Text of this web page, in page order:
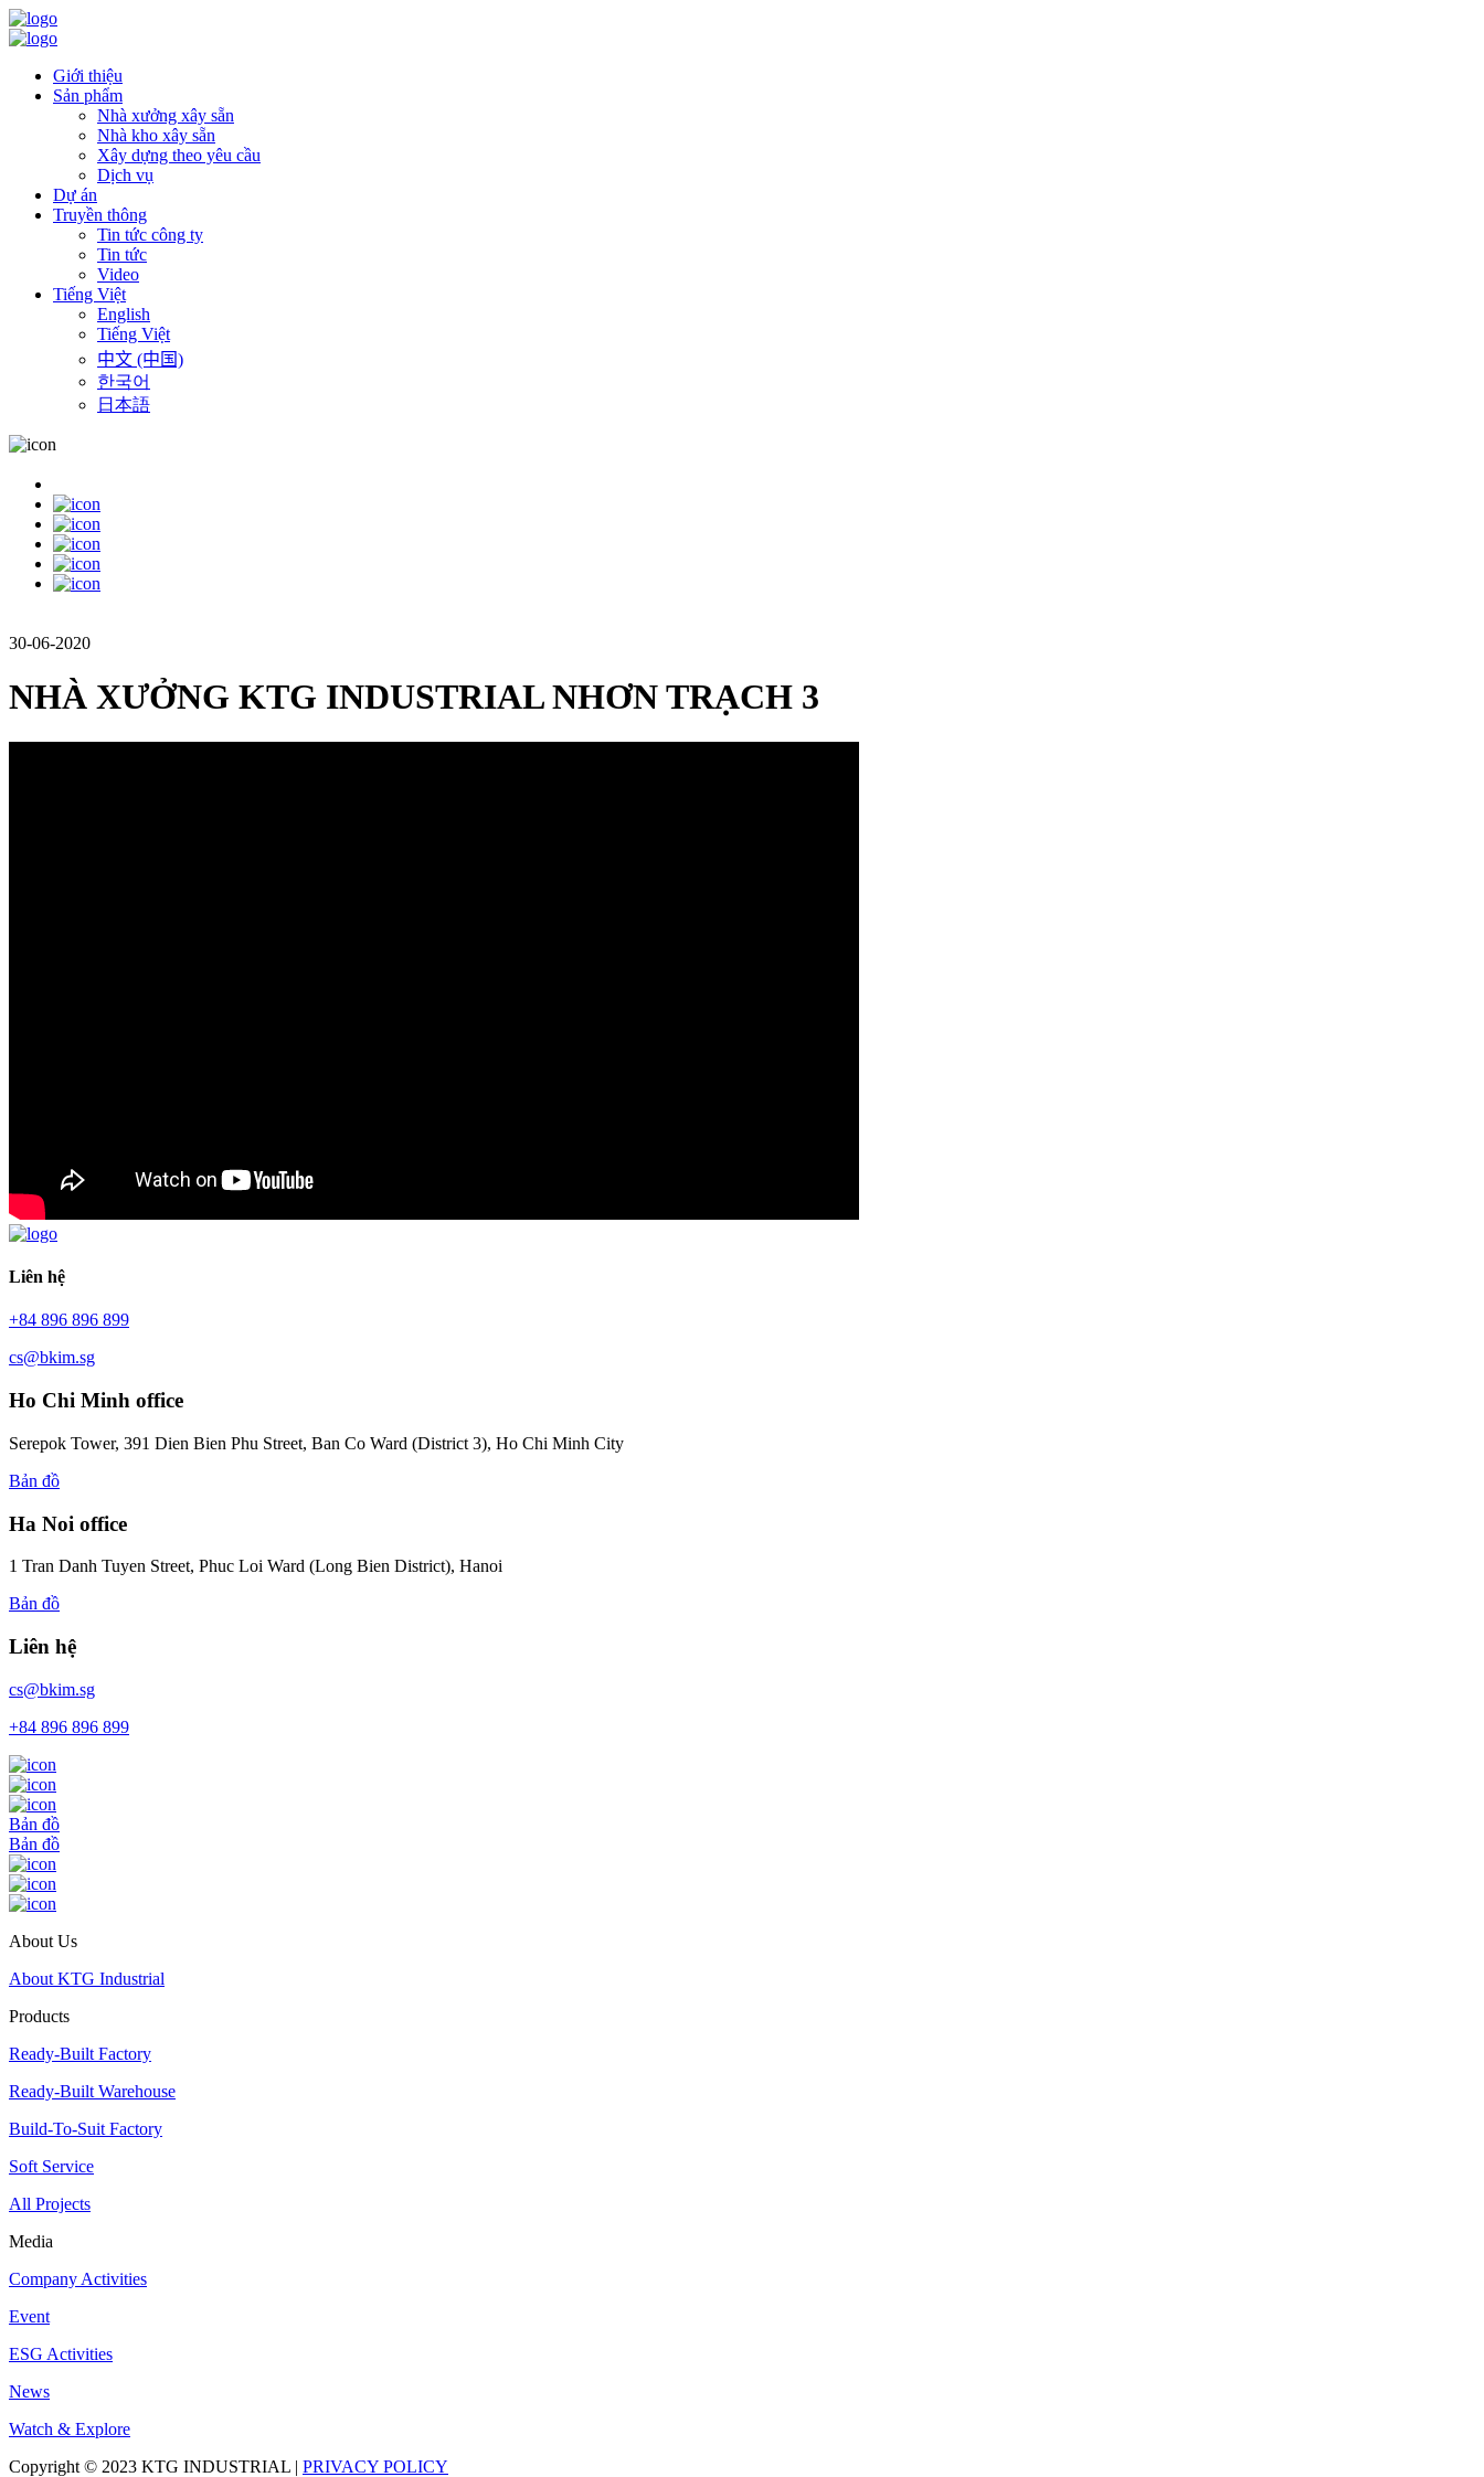
Giới thiệu
Sản phẩm
Nhà xưởng xây sẵn
Nhà kho xây sẵn
Xây dựng theo yêu cầu
Dịch vụ
Dự án
Truyền thông
Tin tức công ty
Tin tức
Video
Tiếng Việt
English
Tiếng Việt
中文 (中国)
한국어
日本語
30-06-2020
NHÀ XƯỞNG KTG INDUSTRIAL NHƠN TRẠCH 3
Liên hệ
+84 896 896 899
cs@bkim.sg
Ho Chi Minh office
Serepok Tower, 391 Dien Bien Phu Street, Ban Co Ward (District 3), Ho Chi Minh City
Bản đồ
Ha Noi office
1 Tran Danh Tuyen Street, Phuc Loi Ward (Long Bien District), Hanoi
Bản đồ
Liên hệ
cs@bkim.sg
+84 896 896 899
Bản đồ
Bản đồ
About Us
About KTG Industrial
Products
Ready-Built Factory
Ready-Built Warehouse
Build-To-Suit Factory
Soft Service
All Projects
Media
Company Activities
Event
ESG Activities
News
Watch & Explore
Copyright © 2023 KTG INDUSTRIAL | PRIVACY POLICY